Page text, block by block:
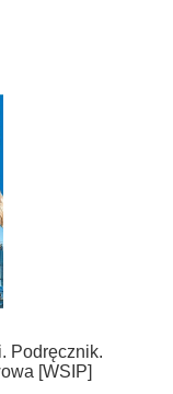
Podręcznik.
[WSIP]